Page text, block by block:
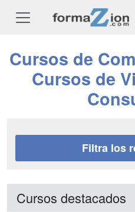
Cursos de
Cursos de
Filtra los
Cursos destacados